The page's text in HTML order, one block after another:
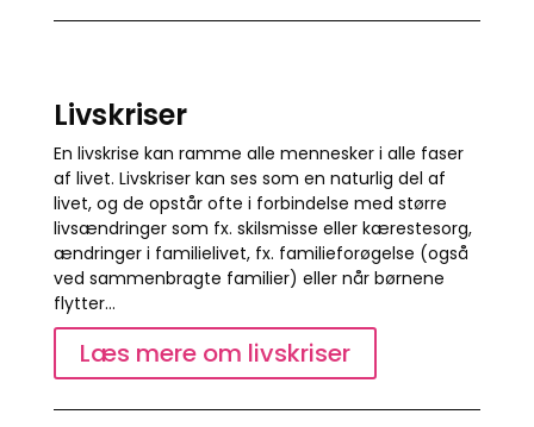
Livskriser
En livskrise kan ramme alle mennesker i alle faser
af livet. Livskriser kan ses som en naturlig del af
livet, og de opstår ofte i forbindelse med større
livsændringer som fx. skilsmisse eller kærestesorg,
ændringer i familielivet, fx. familieforøgelse (også
ved sammenbragte familier) eller når børnene
flytter…
Læs mere om livskriser